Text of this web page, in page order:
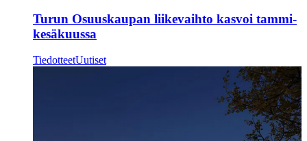
Turun Osuuskaupan liikevaihto kasvoi tammi-
kesäkuussa
TiedotteetUutiset